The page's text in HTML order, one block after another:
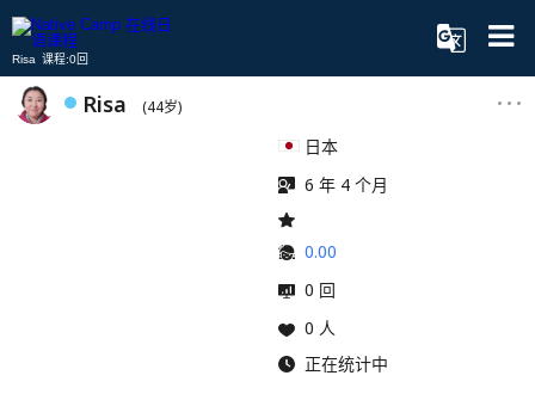
Risa 课程:0回
Risa (44岁)
日本
6 年 4 个月
0.00
0 回
0 人
正在统计中